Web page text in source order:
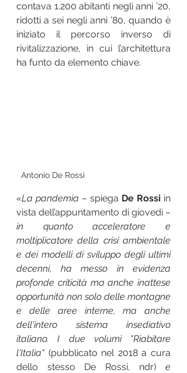
contava 1.200 abitanti negli anni ’20,
ridotti a sei negli anni ’80, quando è
iniziato il percorso inverso di
rivitalizzazione, in cui l’architettura
ha funto da elemento chiave.
Antonio De Rossi
«La pandemia – spiega De Rossi in
vista dell’appuntamento di giovedì –
in quanto acceleratore e
moltiplicatore della crisi ambientale
e dei modelli di sviluppo degli ultimi
decenni, ha messo in evidenza
profonde criticità ma anche inattese
opportunità non solo delle montagne
e delle aree interne, ma anche
dell'intero sistema insediativo
italiano. I due volumi "Riabitare
l'Italia" (pubblicato nel 2018 a cura
dello stesso De Rossi, ndr) e